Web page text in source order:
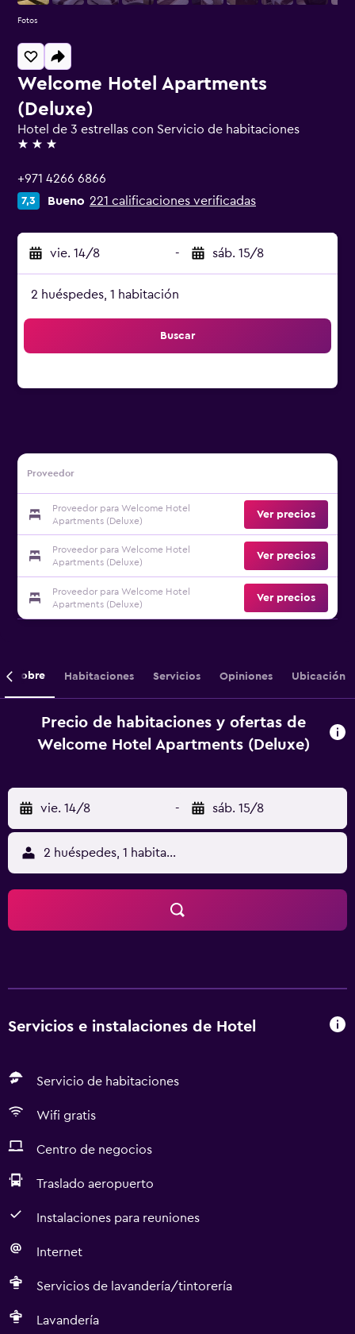
Welcome Hotel Apartments
(Deluxe)
Hotel de 3 estrellas con Servicio de habitaciones
3 estrellas
+971 4266 6866
7,3 Bueno 221 calificaciones verificadas
vie. 14/8 - sáb. 15/8
2 huéspedes, 1 habitación
Buscar
Proveedor
Proveedor para Welcome Hotel
Apartments (Deluxe)
Ver precios
Proveedor para Welcome Hotel
Apartments (Deluxe)
Ver precios
Proveedor para Welcome Hotel
Apartments (Deluxe)
Ver precios
Fotos
Sobre Habitaciones Servicios Opiniones Ubicación
Precio de habitaciones y ofertas de
Welcome Hotel Apartments (Deluxe)
vie. 14/8 - sáb. 15/8
2 huéspedes, 1 habitación
Servicios e instalaciones de Hotel
Servicio de habitaciones
Wifi gratis
Centro de negocios
Traslado aeropuerto
Instalaciones para reuniones
Internet
Servicios de lavandería/tintorería
Lavandería